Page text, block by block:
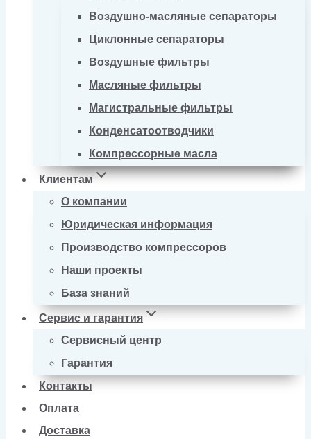
Воздушно-масляные сепараторы
Циклонные сепараторы
Воздушные фильтры
Масляные фильтры
Магистральные фильтры
Конденсатоотводчики
Компрессорные масла
Клиентам
О компании
Юридическая информация
Производство компрессоров
Наши проекты
База знаний
Сервис и гарантия
Сервисный центр
Гарантия
Контакты
Оплата
Доставка